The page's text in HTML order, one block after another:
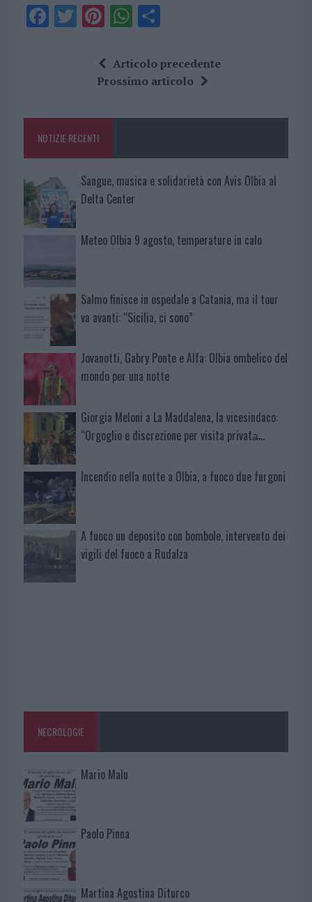
F
o
k
T Pi
te
re
W
at
s
p
S
a
re
Articolo precedente
Prossimo articolo
NOTIZIE RECENTI
Sangue, musica e solidarietà con Avis Olbia al
Delta Center
Meteo Olbia 9 agosto, temperature in calo
Salmo finisce in ospedale a Catania, ma il tour
va avanti: “Sicilia, ci sono”
Jovanotti, Gabry Ponte e Alfa: Olbia ombelico del
mondo per una notte
Giorgia Meloni a La Maddalena, la vicesindaco:
“Orgoglio e discrezione per visita privata̶…
Incendio nella notte a Olbia, a fuoco due furgoni
A fuoco un deposito con bombole, intervento dei
vigili del fuoco a Rudalza
NECROLOGIE
Mario Malu
Paolo Pinna
Martina Agostina Diturco